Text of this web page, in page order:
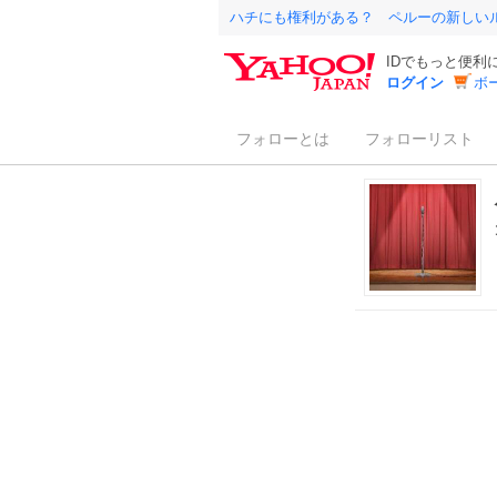
ハチにも権利がある？ ペルーの新しい
IDでもっと便利
ログイン
ボ
フォローとは フォローリスト